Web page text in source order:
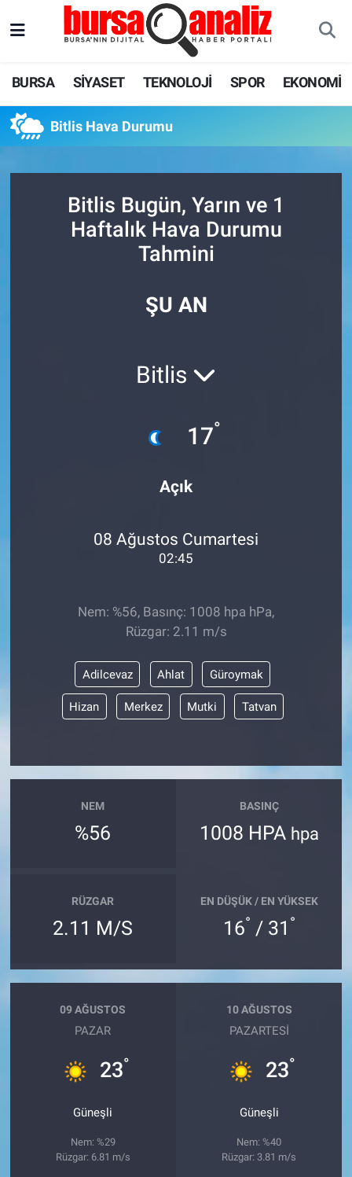
BURSA SİYASET TEKNOLOJİ SPOR EKONOMİ
Bitlis Hava Durumu
Bitlis Bugün, Yarın ve 1
Haftalık Hava Durumu
Tahmini
ŞU AN
Bitlis
17°
Açık
08 Ağustos Cumartesi
02:45
Nem: %56, Basınç: 1008 hpa hPa,
Rüzgar: 2.11 m/s
Adilcevaz Ahlat Güroymak
Hizan Merkez Mutki Tatvan
NEM
%56
BASINÇ
1008 HPA hpa
RÜZGAR
2.11 M/S
EN DÜŞÜK / EN YÜKSEK
16° / 31 °
09 AĞUSTOS
PAZAR
23°
Güneşli
Nem: %29
Rüzgar: 6.81 m/s
10 AĞUSTOS
PAZARTESI
23°
Güneşli
Nem: %40
Rüzgar: 3.81 m/s
EKONOMİ
Tüm Manşetler
Son Dakika Haberleri